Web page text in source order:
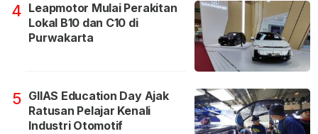
4 Leapmotor Mulai Perakitan
Lokal B10 dan C10 di
Purwakarta
5 GIIAS Education Day Ajak
Ratusan Pelajar Kenali
Industri Otomotif